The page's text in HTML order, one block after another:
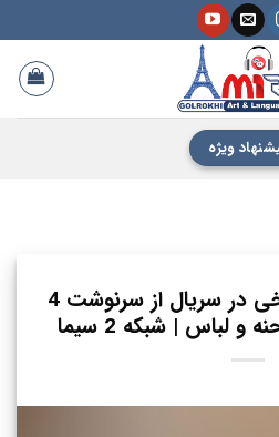
ویژه
ایفای نقش امیر گلرخی در سریال از سرنوشت 4
لباس | شبکه 2 سیما